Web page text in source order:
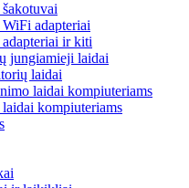
adapteriai
ir kiti
jungiamieji laidai
laidai
laidai kompiuteriams
kompiuteriams